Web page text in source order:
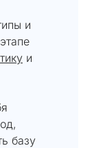
и
и
базу